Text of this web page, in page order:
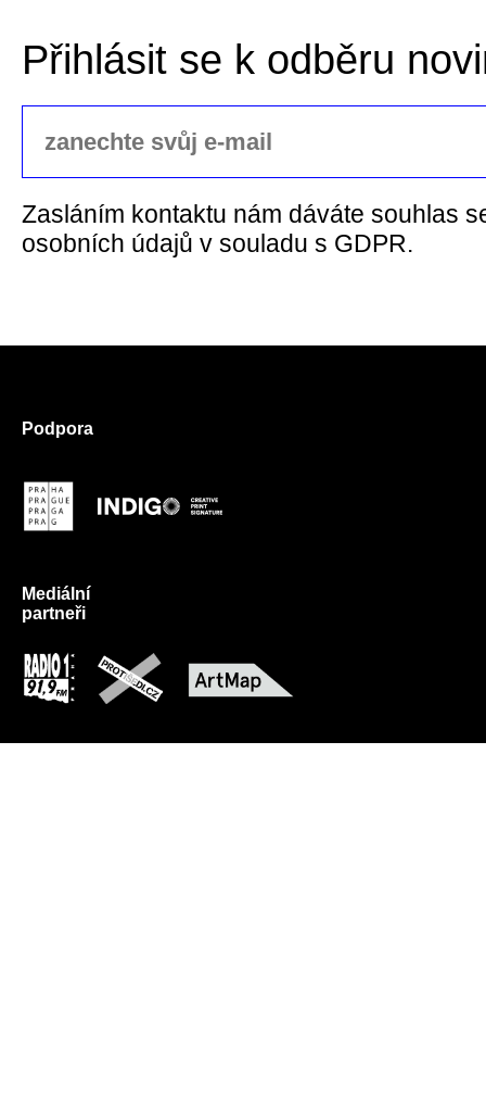
Přihlásit se k odběru
Zasláním kontaktu nám dáváte souhlas
osobních údajů v souladu s GDPR.
Podpora
Mediální
partneři